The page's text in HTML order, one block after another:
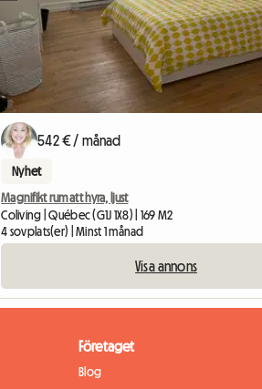
542 € / månad
Nyhet
Magnifikt rum att hyra, ljust
Coliving | Québec (G1J 1X8) | 169 M2
4 sovplats(er) | Minst 1 månad
Visa annons
Företaget
Blog